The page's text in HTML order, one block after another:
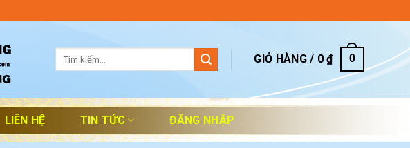
GIỎ HÀNG / 0₫ 0
LIÊN HỆ TIN TỨC ĐĂNG NHẬP